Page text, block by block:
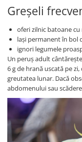
Greșeli
oferi zilnic batoane
lași permanent în bol
ignori legumele
Un peruș adult
6 g de hrană uscată pe
greutatea lunar. Dacă
abdomenului sau